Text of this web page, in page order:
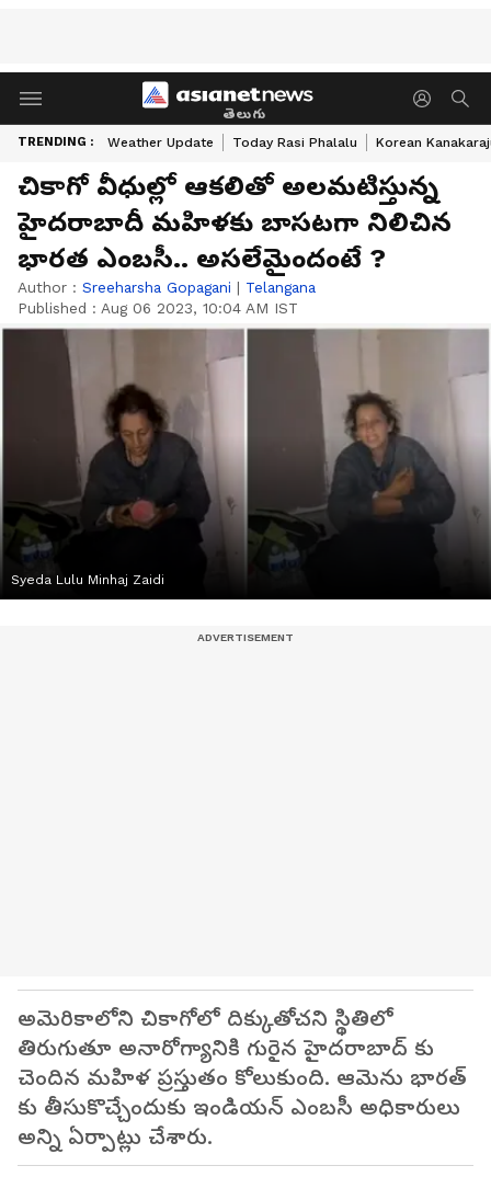
తెలుగు
TRENDING : Weather Update Today Rasi Phalalu Korean
చికాగో వీధుల్లో ఆకలితో అలమటిస్తున్న
హైదరాబాదీ మహిళకు బాసటగా నిలిచిన
భారత ఎంబసీ.. అసలేమైందంటే ?
Author : Sreeharsha Gopagani | Telangana
Published : Aug 06 2023, 10:04 AM IST
Syeda Lulu Minhaj Zaidi
అమెరికాలోని చికాగోలో దిక్కుతోచని స్థితిలో
తిరుగుతూ అనారోగ్యానికి గురైన హైదరాబాద్ కు
చెందిన మహిళ ప్రస్తుతం కోలుకుంది. ఆమెను భారత్
కు తీసుకొచ్చేందుకు ఇండియన్ ఎంబసీ అధికారులు
అన్ని ఏర్పాట్లు చేశారు.